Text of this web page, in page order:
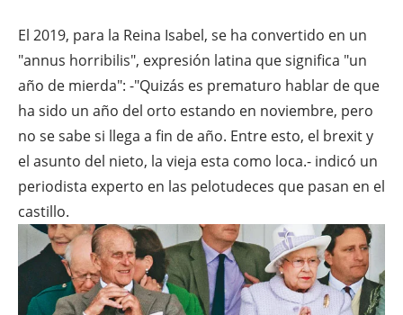
El 2019, para la Reina Isabel, se ha convertido en un
"annus horribilis", expresión latina que significa "un
año de mierda": -"Quizás es prematuro hablar de que
ha sido un año del orto estando en noviembre, pero
no se sabe si llega a fin de año. Entre esto, el brexit y
el asunto del nieto, la vieja esta como loca.- indicó un
periodista experto en las pelotudeces que pasan en el
castillo.